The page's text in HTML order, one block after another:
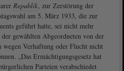
Republik, zur Zerstörung der
am 5. März 1933, die zur
geführt hatte, sei nicht mehr
gewählten Abgeordneten von der
Verhaftung oder Flucht nicht
„Das Ermächtigungsgesetz hat
Parteien verabschiedet